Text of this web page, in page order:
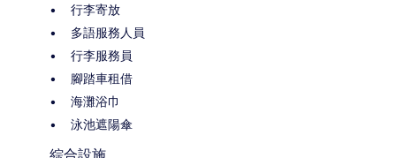
行李寄放
多語服務人員
行李服務員
腳踏車租借
海灘浴巾
泳池遮陽傘